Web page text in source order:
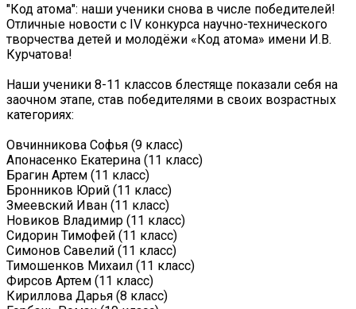
"Код атома": наши ученики снова в числе победителей!
Отличные новости с IV конкурса научно-технического
творчества детей и молодёжи «Код атома» имени И.В.
Курчатова!
Наши ученики 8-11 классов блестяще показали себя на
заочном этапе, став победителями в своих возрастных
категориях:
Овчинникова Софья (9 класс)
Апонасенко Екатерина (11 класс)
Брагин Артем (11 класс)
Бронников Юрий (11 класс)
Змеевский Иван (11 класс)
Новиков Владимир (11 класс)
Сидорин Тимофей (11 класс)
Симонов Савелий (11 класс)
Тимошенков Михаил (11 класс)
Фирсов Артем (11 класс)
Кириллова Дарья (8 класс)